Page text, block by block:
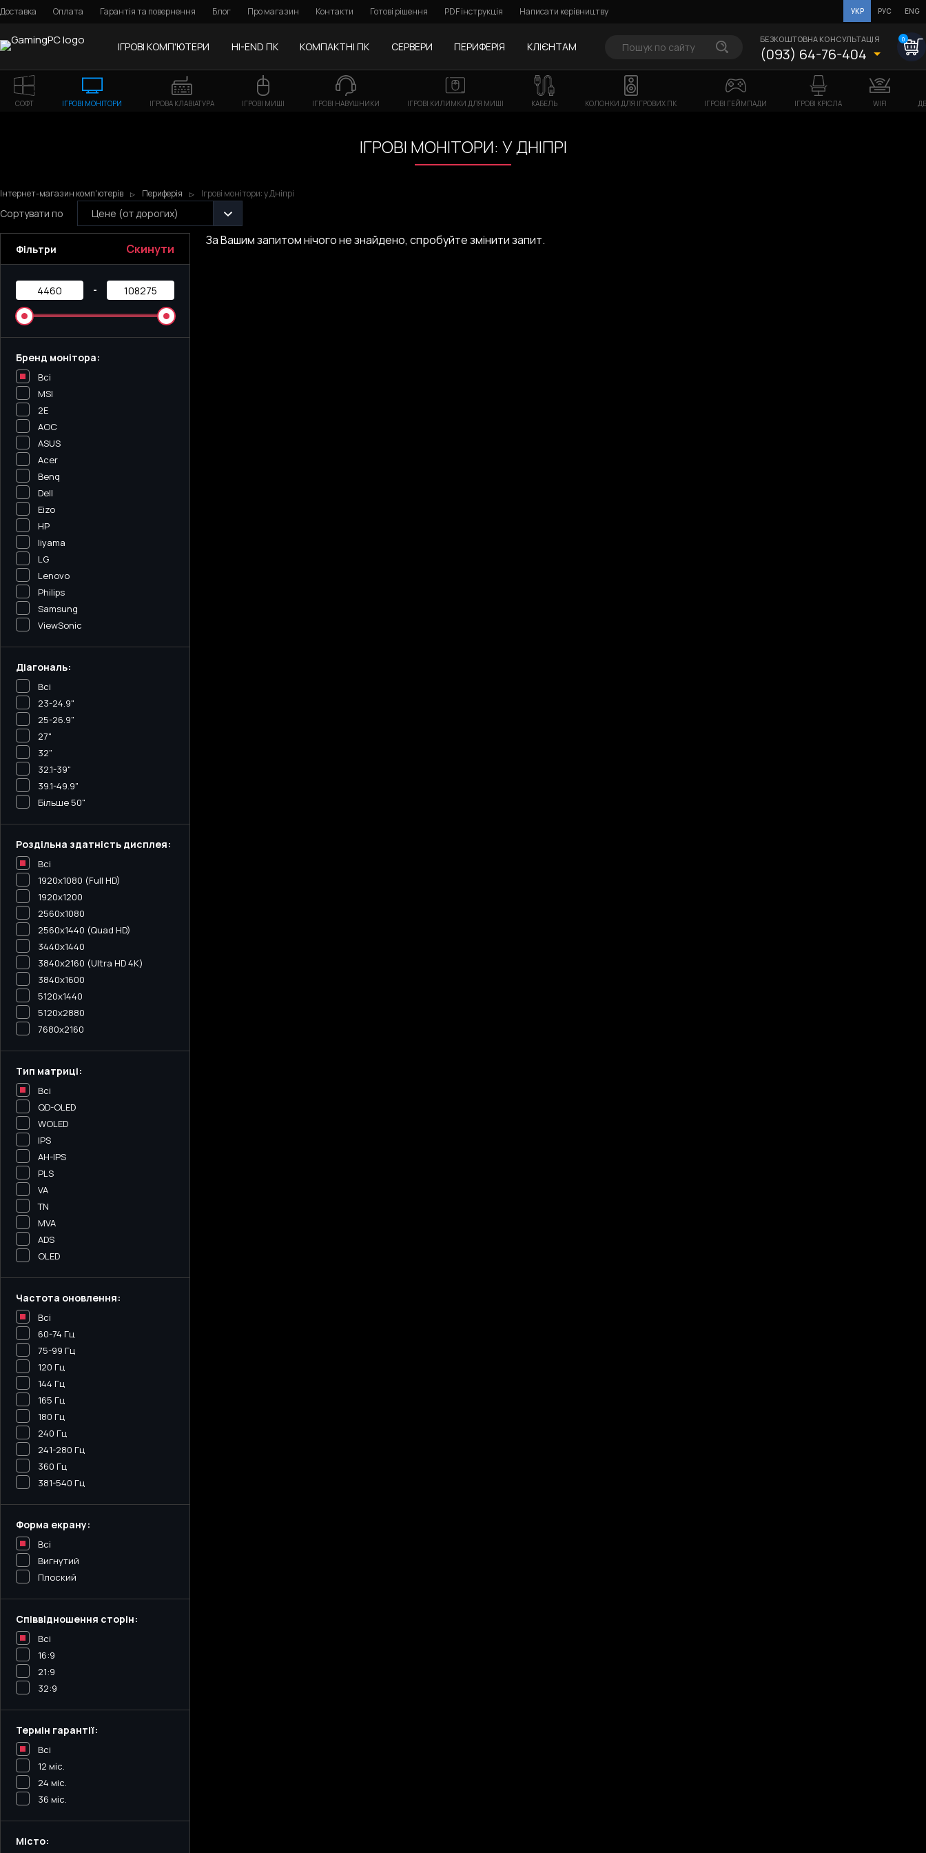
Доставка Оплата Гарантія та повернення Блог Про магазин Контакти Готові рішення PDF інструкція Написати керівництву УКР РУС ENG
ІГРОВІ КОМП'ЮТЕРИ HI-END ПК КОМПАКТНІ ПК СЕРВЕРИ ПЕРИФЕРІЯ КЛІЄНТАМ
БЕЗКОШТОВНА КОНСУЛЬТАЦІЯ
(093) 64-76-404
0
СОФТ ІГРОВІ МОНІТОРИ ІГРОВА КЛАВІАТУРА ІГРОВІ МИШІ ІГРОВІ НАВУШНИКИ ІГРОВІ КИЛИМКИ ДЛЯ МИШІ КАБЕЛЬ КОЛОНКИ ДЛЯ ІГРОВИХ ПК ІГРОВІ ГЕЙМПАДИ ІГРОВІ КРІСЛА WIFI
ІГРОВІ МОНІТОРИ: У ДНІПРІ
Інтернет-магазин комп'ютерів Периферія Ігрові монітори: у Дніпрі
Сортувати по Цене (от дорогих)
Фільтри Cкинути
-
Бренд монітора:
Всі
MSI
2E
AOC
ASUS
Acer
Benq
Dell
Eizo
HP
Iiyama
LG
Lenovo
Philips
Samsung
ViewSonic
Діагональ:
Всі
23-24.9"
25-26.9"
27"
32"
32.1-39"
39.1-49.9"
Більше 50"
Роздільна здатність дисплея:
Всі
1920x1080 (Full HD)
1920x1200
2560x1080
2560x1440 (Quad HD)
3440х1440
3840x2160 (Ultra HD 4K)
3840x1600
5120x1440
5120х2880
7680x2160
Тип матриці:
Всі
QD-OLED
WOLED
IPS
AH-IPS
PLS
VA
TN
MVA
ADS
OLED
Частота оновлення:
Всі
60-74 Гц
75-99 Гц
120 Гц
144 Гц
165 Гц
180 Гц
240 Гц
241-280 Гц
360 Гц
381-540 Гц
Форма екрану:
Всі
Вигнутий
Плоский
Співвідношення сторін:
Всі
16:9
21:9
32:9
Термін гарантії:
Всі
12 міс.
24 міс.
36 міс.
Місто:
За Вашим запитом нічого не знайдено, спробуйте змінити запит.